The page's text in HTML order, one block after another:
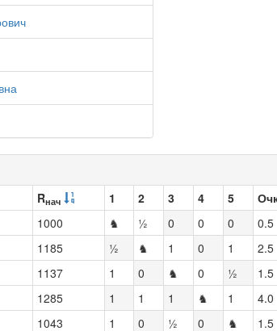
Rнач 1 2 3 4 5
1000 ♞ ½ 0 0 0 0.5
1185 ½ ♞ 1 0 1 2.5
1137 1 0 ♞ 0 ½ 1.5
1285 1 1 1 ♞ 1 4.0
1043 1 0 ½ 0 ♞ 1.5